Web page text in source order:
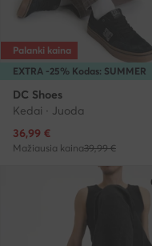
EXTRA -25% Kodas: SUMMER
Palanki kaina
DC Shoes
Kedai · Juoda
Dabartinė kaina
36,99 €
Mažiausia kaina39,99 €